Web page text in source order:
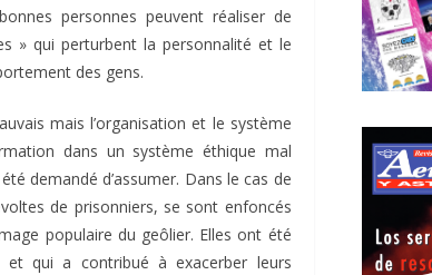
personnes peuvent réaliser de
» qui perturbent la personnalité et le
des gens.
mais l’organisation et le système
dans un système éthique mal
demandé d’assumer. Dans le cas de
de prisonniers, se sont enfoncés
populaire du geôlier. Elles ont été
et qui a contribué à exacerber leurs